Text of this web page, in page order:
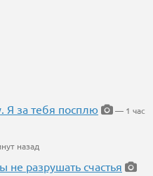
Я за тебя посплю
— 1 час
назад
разрушать счастья